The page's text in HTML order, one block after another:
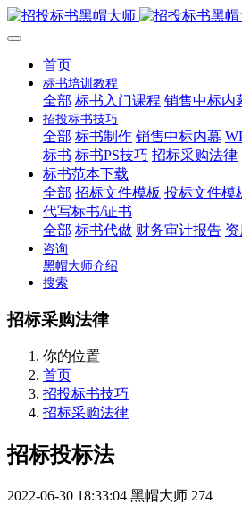
首页
标书培训教程
全部 标书入门课程 销售中标内
招投标书技巧
全部 标书制作 销售中标内幕
标书 标书PS技巧 招标采购法律
标书范本下载
全部 招标文件模板 投标文件模
代写标书/证书
全部 标书代做 财务审计报告
咨询
黑帽大师介绍
搜索
招标采购法律
你的位置
首页
招投标书技巧
招标采购法律
招标投标法
2022-06-30 18:33:04 黑帽大师 274